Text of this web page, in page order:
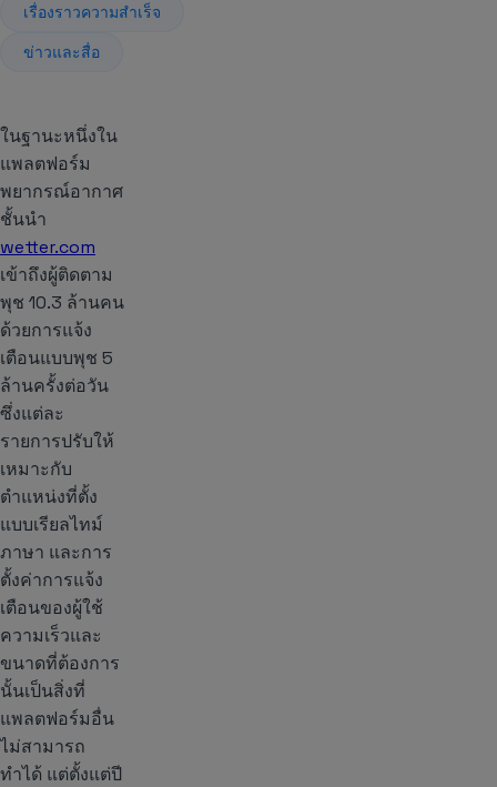
เรื่องราวความสำเร็จ
ข่าวและสื่อ
ในฐานะหนึ่งใน
แพลตฟอร์ม
พยากรณ์อากาศ
ชั้นนำ
wetter.com
เข้าถึงผู้ติดตาม
พุช 10.3 ล้านคน
ด้วยการแจ้ง
เตือนแบบพุช 5
ล้านครั้งต่อวัน
ซึ่งแต่ละ
รายการปรับให้
เหมาะกับ
ตำแหน่งที่ตั้ง
แบบเรียลไทม์
ภาษา และการ
ตั้งค่าการแจ้ง
เตือนของผู้ใช้
ความเร็วและ
ขนาดที่ต้องการ
นั้นเป็นสิ่งที่
แพลตฟอร์มอื่น
ไม่สามารถ
ทำได้ แต่ตั้งแต่ปี